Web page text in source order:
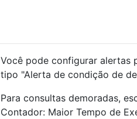
Você pode configurar alertas
tipo "Alerta de condição de
Para consultas demoradas,
Contador: Maior Tempo de